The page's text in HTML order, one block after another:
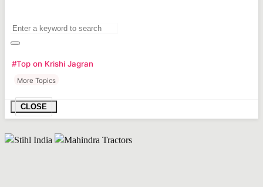
#Top on Krishi Jagran
More Topics
CLOSE